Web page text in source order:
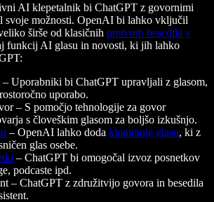
AI klepetalnik bi ChatGPT z govornimi
svoje možnosti. OpenAI bi lahko vključil
širše od klasičnih pretvorb besedila v
funkcij AI glasu in novosti, ki jih lahko
Uporabniki bi ChatGPT upravljali z glasom,
uporabo.
– S pomočjo tehnologije za govor
s človeškim glasom za boljšo izkušnjo.
– OpenAI lahko doda kloniranje glasu, ki z
glas osebe.
– ChatGPT bi omogočal izvoz posnetkov
podcaste ipd.
– ChatGPT z združitvijo govora in besedila